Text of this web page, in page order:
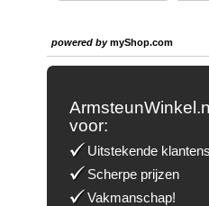
powered bymyShop.com
voor:
Uitstekende
Scherpe prijzen
Vakmanschap!